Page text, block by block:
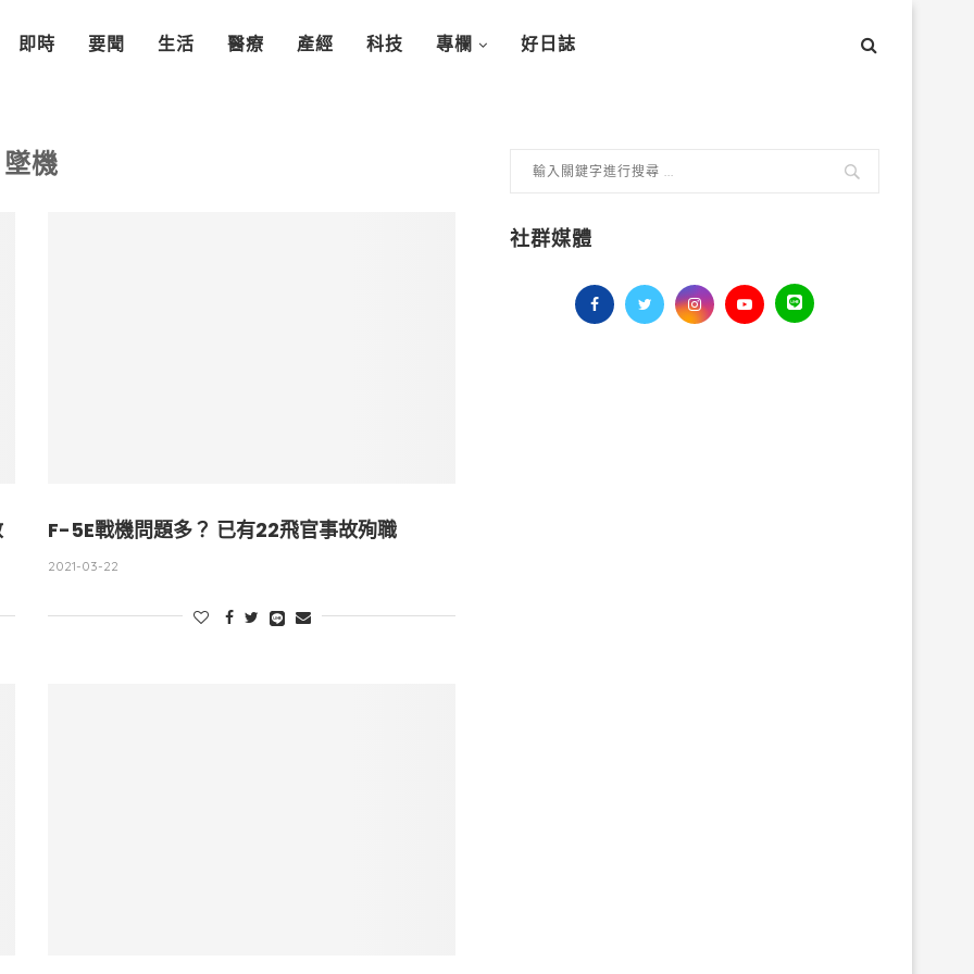
即時 要聞 生活 醫療 產經 科技 專欄 好日誌
墜機
F-5E戰機問題多？ 已有22飛官事故殉職
2021-03-22
社群媒體